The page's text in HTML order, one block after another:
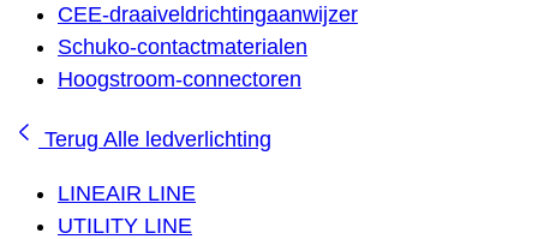
CEE-draaiveldrichtingaanwijzer
Schuko-contactmaterialen
Hoogstroom-connectoren
Terug Alle ledverlichting
LINEAIR LINE
UTILITY LINE